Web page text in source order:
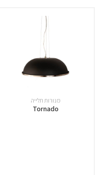
מנורות תלייה
Tornado